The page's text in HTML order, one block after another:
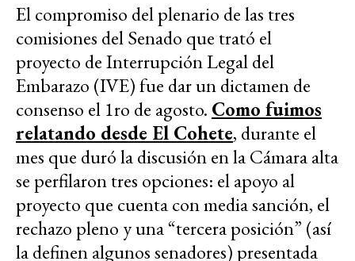
El compromiso del plenario de las tres
comisiones del Senado que trató el
proyecto de Interrupción Legal del
Embarazo (IVE) fue dar un dictamen de
consenso el 1ro de agosto. Como fuimos
relatando desde El Cohete, durante el
mes que duró la discusión en la Cámara alta
se perfilaron tres opciones: el apoyo al
proyecto que cuenta con media sanción, el
rechazo pleno y una “tercera posición” (así
la definen algunos senadores) presentada